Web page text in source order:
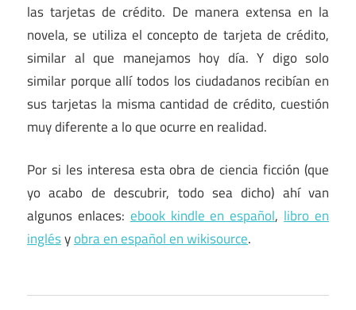
las tarjetas de crédito. De manera extensa en la
novela, se utiliza el concepto de tarjeta de crédito,
similar al que manejamos hoy día. Y digo solo
similar porque allí todos los ciudadanos recibían en
sus tarjetas la misma cantidad de crédito, cuestión
muy diferente a lo que ocurre en realidad.
Por si les interesa esta obra de ciencia ficción (que
yo acabo de descubrir, todo sea dicho) ahí van
algunos enlaces:ebook kindle en español,libro en
inglésyobra en español en wikisource.